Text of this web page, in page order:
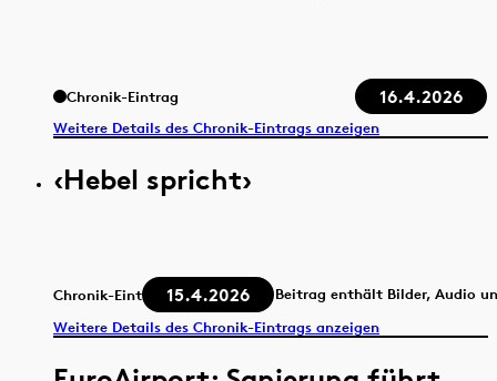
Chronik-Eintrag 16.4.2026
Weitere Details des Chronik-Eintrags anzeigen
‹Hebel spricht›
Chronik-Eintrag 15.4.2026
Beitrag enthält Bilder, Audio
Weitere Details des Chronik-Eintrags anzeigen